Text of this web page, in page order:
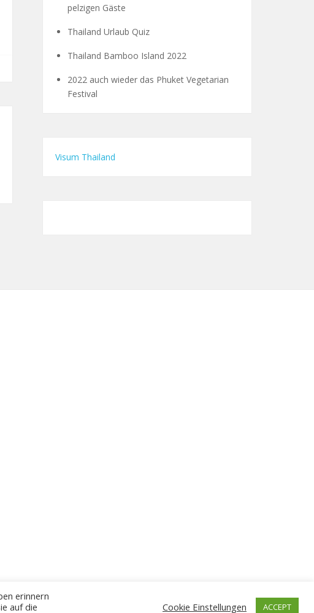
pelzigen Gäste
Thailand Urlaub Quiz
Thailand Bamboo Island 2022
2022 auch wieder das Phuket Vegetarian
Festival
Visum Thailand
erinnern
auf die
Cookie Einstellungen ACCEPT